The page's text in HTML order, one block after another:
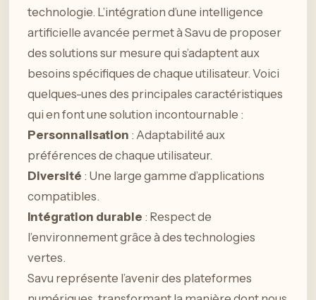
technologie. L’intégration d’une intelligence
artificielle avancée permet à Savu de proposer
des solutions sur mesure qui s’adaptent aux
besoins spécifiques de chaque utilisateur. Voici
quelques-unes des principales caractéristiques
qui en font une solution incontournable :
Personnalisation : Adaptabilité aux
préférences de chaque utilisateur.
Diversité : Une large gamme d’applications
compatibles.
Intégration durable : Respect de
l’environnement grâce à des technologies
vertes.
Savu représente l’avenir des plateformes